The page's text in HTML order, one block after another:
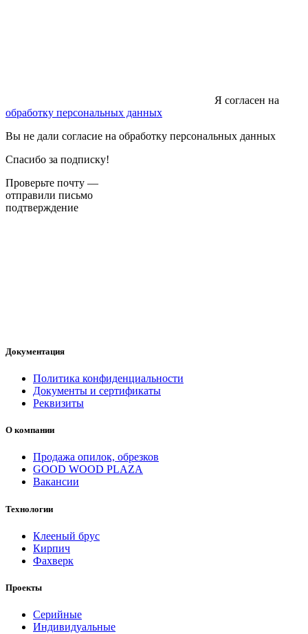
Я согласен на
обработку персональных данных
Вы не дали согласие на обработку персональных данных
Спасибо за подписку!
Проверьте почту —
отправили письмо
подтверждение
Документация
Политика конфиденциальности
Документы и сертификаты
Реквизиты
О компании
Продажа опилок, обрезков
GOOD WOOD PLAZA
Вакансии
Технологии
Клееный брус
Кирпич
Фахверк
Проекты
Серийные
Индивидуальные